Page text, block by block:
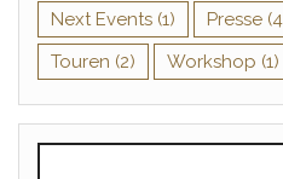
Next Events (1) Presse
Touren (2) Workshop (1)